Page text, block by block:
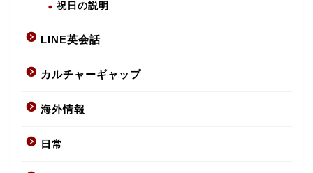
祝日の説明
LINE英会話
カルチャーギャップ
海外情報
日常